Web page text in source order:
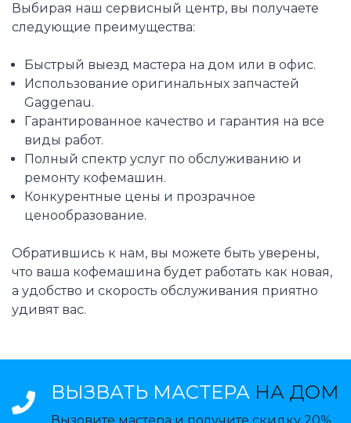
Выбирая наш сервисный центр, вы получаете
следующие преимущества:
Быстрый выезд мастера на дом или в офис.
Использование оригинальных запчастей
Gaggenau.
Гарантированное качество и гарантия на все
виды работ.
Полный спектр услуг по обслуживанию и
ремонту кофемашин.
Конкурентные цены и прозрачное
ценообразование.
Обратившись к нам, вы можете быть уверены,
что ваша кофемашина будет работать как новая,
а удобство и скорость обслуживания приятно
удивят вас.
ВЫЗВАТЬ МАСТЕРА НА ДОМ